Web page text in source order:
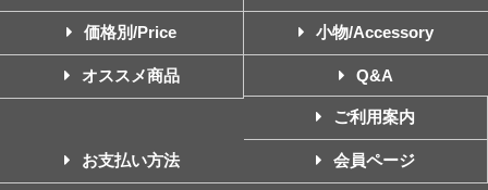
価格別/Price 小物/Accessory
オススメ商品 Q&A
ご利用案内
お支払い方法 会員ページ